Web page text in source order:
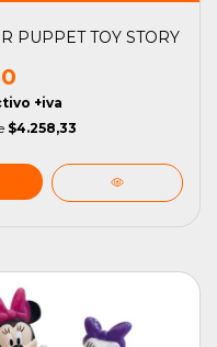
PUPPET TOY STORY
+iva
$4.258,33